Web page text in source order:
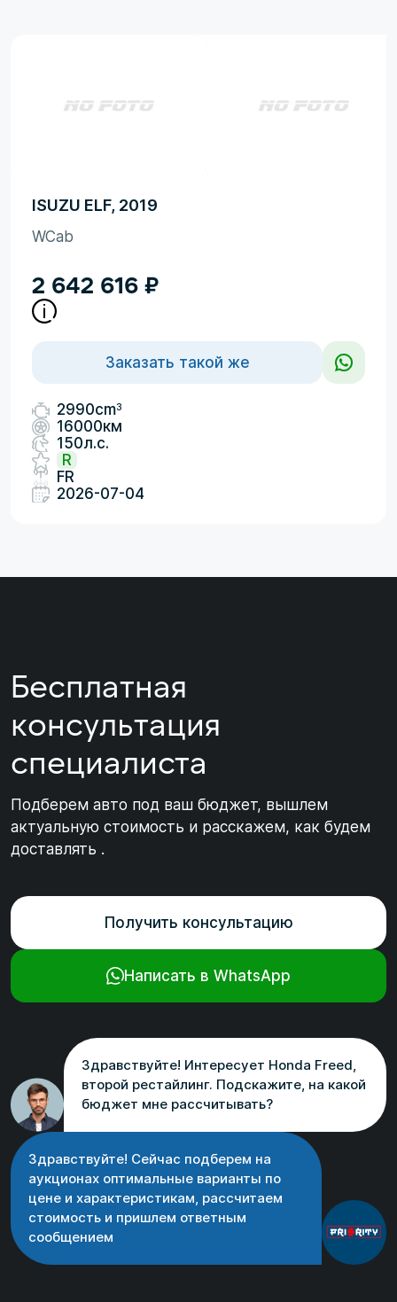
ISUZU ELF, 2019
WCab
2 642 616 ₽
Заказать такой же
2990cm3
16000км
150л.с.
R
FR
2026-07-04
Бесплатная
консультация
специалиста
Подберем авто под ваш бюджет, вышлем
актуальную стоимость и расскажем, как будем
доставлять .
Получить консультацию
Написать в WhatsApp
Здравствуйте! Интересует Honda Freed,
второй рестайлинг. Подскажите, на какой
бюджет мне рассчитывать?
Здравствуйте! Сейчас подберем на
аукционах оптимальные варианты по
цене и характеристикам, рассчитаем
стоимость и пришлем ответным
сообщением